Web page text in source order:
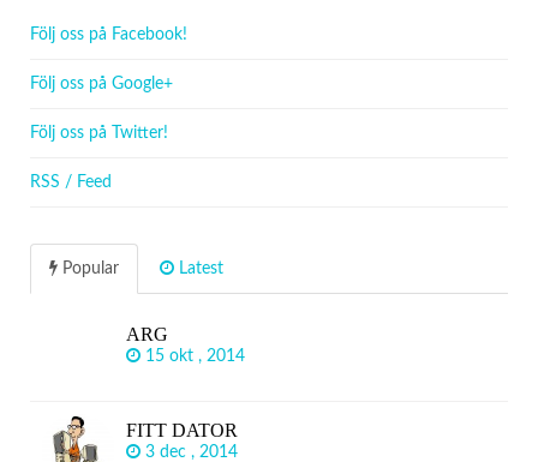
Följ oss på Facebook!
Följ oss på Google+
Följ oss på Twitter!
RSS / Feed
Popular Latest
ARG
15 okt , 2014
FITT DATOR
3 dec , 2014